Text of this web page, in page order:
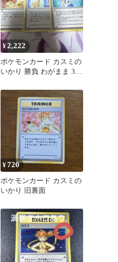
¥2,222
ポケモンカード カスミの
いかり 勝負 わがまま 3枚
¥720
ポケモンカード カスミの
いかり 旧裏面